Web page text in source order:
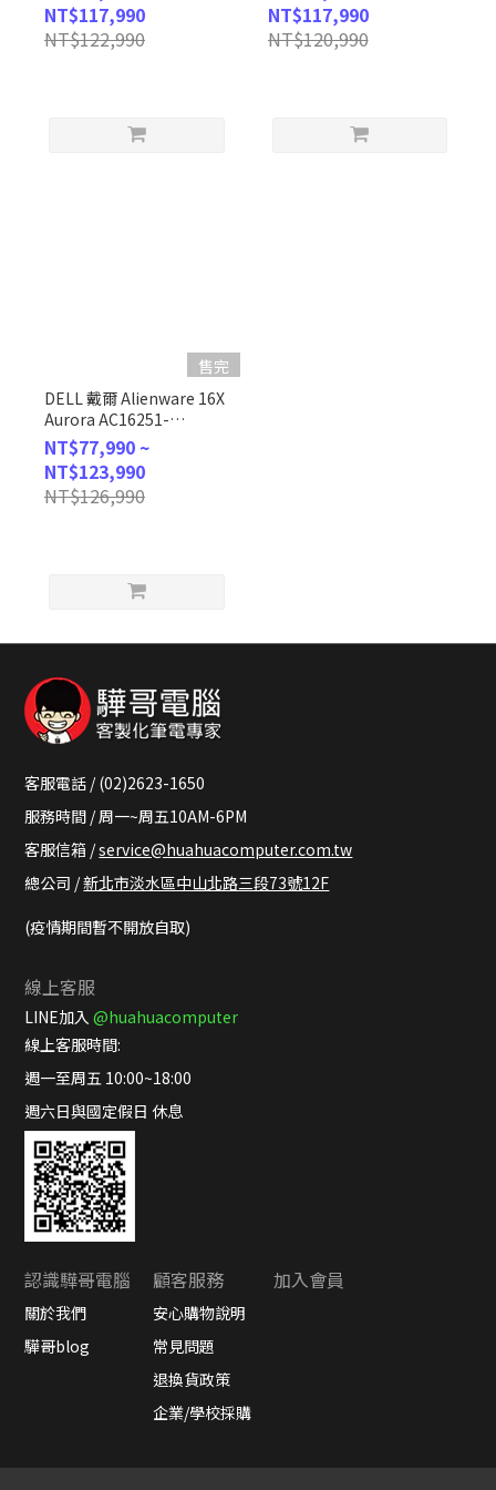
(Intel Core 9
270H/16GB/1TB/RTX5070/W11/WQXGA/120Hz/16)
客製化電競筆電
NT$117,990
NT$122,990
Ultra 9
275HX/16GB/1TB/RTX5060/
客製化AI電競筆電
NT$117,990
NT$120,990
售完
DELL 戴爾 Alienware 16X
Aurora AC16251-
R1978QBTW 星際靛藍
(Intel Core Ultra 9
275HX/16GB/1TB/RTX5070/W11/QHD+/240Hz/16)
客製化AI電競筆電
NT$77,990 ~
NT$123,990
NT$126,990
客服電話 / (02)2623-1650
服務時間 / 周一~周五10AM-6PM
客服信箱 /service@huahuacomputer.com.tw
總公司 /新北市淡水區中山北路三段73號12F
(疫情期間暫不開放自取)
線上客服
LINE加入@huahuacomputer
線上客服時間:
週一至周五 10:00~18:00
週六日與國定假日 休息
認識驊哥電腦
關於我們
驊哥blog
顧客服務
安心購物說明
常見問題
退換貨政策
企業/學校採購
加入會員